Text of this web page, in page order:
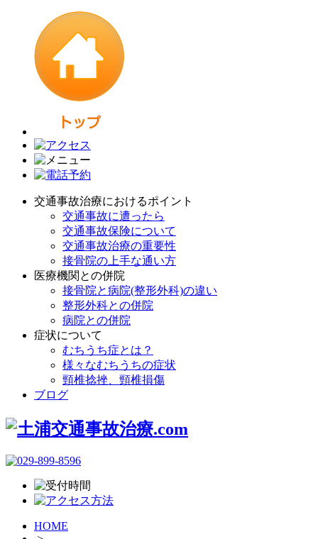
交通事故治療におけるポイント
交通事故に遭ったら
交通事故保険について
交通事故治療の重要性
接骨院の上手な通い方
医療機関との併院
接骨院と病院(整形外科)の違い
整形外科との併院
病院との併院
症状について
むちうち症とは？
様々なむちうちの症状
頸椎捻挫、頸椎損傷
ブログ
HOME